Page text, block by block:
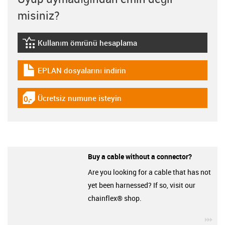
misiniz?
igus-icon-lebensdauerrechner
Kullanım ömrünü hesaplama
igus-icon-download-plan
EPLAN dosyalarını indirin
igus-icon-gratismuster
Ücretsiz numune isteyin
Buy a cable without a connector?
Are you looking for a cable that has not
yet been harnessed? If so, visit our
chainflex® shop.